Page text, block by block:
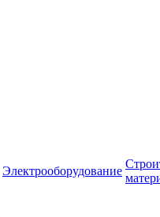
Электрооборудование